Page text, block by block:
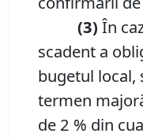
(3) În
scadent a
bugetul local,
termen
de 2 % din